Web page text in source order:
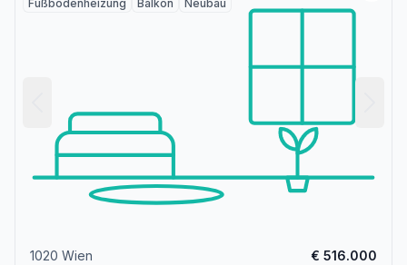
Fußbodenheizung
Balkon Neubau
1020 Wien € 516.000